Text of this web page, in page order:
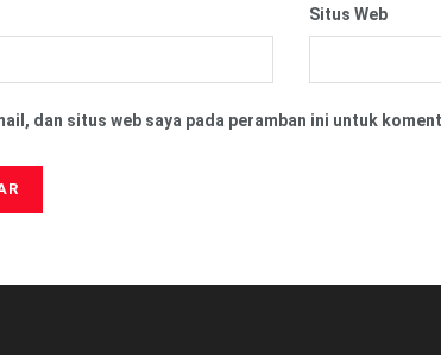
Situs Web
dan situs web saya pada peramban ini untuk